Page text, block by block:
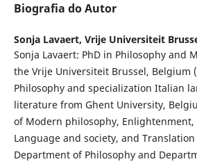
Biografia do Autor
Sonja Lavaert, Vrije Universiteit
Sonja Lavaert: PhD in Philosophy and
the Vrije Universiteit Brussel, Belgium
Philosophy and specialization Italian
literature from Ghent University,
of Modern philosophy, Enlightenment,
Language and society, and
Department of Philosophy and